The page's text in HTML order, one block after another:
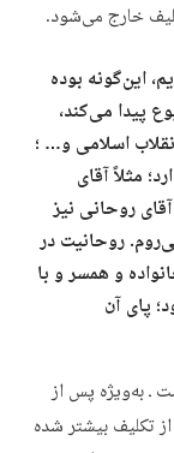
خارج می‌شود.
این‌گونه بوده
پیدا می‌کند،
اسلامی و… ؛
مثلاً آقای
روحانی نیز
روحانیت در
و همسر و با
پای آن
ـ به‌ویژه پس از
از تکلیف بیشتر شده